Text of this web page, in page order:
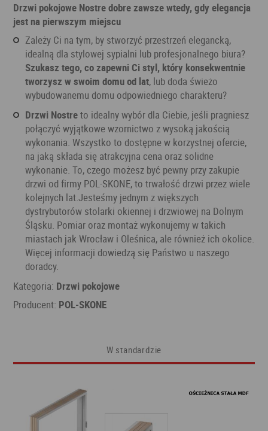
Drzwi pokojowe Nostre dobre zawsze wtedy, gdy elegancja
jest na pierwszym miejscu
Zależy Ci na tym, by stworzyć przestrzeń elegancką,
idealną dla stylowej sypialni lub profesjonalnego biura?
Szukasz tego, co zapewni Ci styl, który konsekwentnie
tworzysz w swoim domu od lat, lub doda świeżo
wybudowanemu domu odpowiedniego charakteru?
Drzwi Nostreto idealny wybór dla Ciebie, jeśli pragniesz
połączyć wyjątkowe wzornictwo z wysoką jakością
wykonania. Wszystko to dostępne w korzystnej ofercie,
na jaką składa się atrakcyjna cena oraz solidne
wykonanie. To, czego możesz być pewny przy zakupie
drzwi od firmy POL-SKONE, to trwałość drzwi przez wiele
kolejnych lat.Jesteśmy jednym z większych
dystrybutorów stolarki okiennej i drzwiowej na Dolnym
Śląsku. Pomiar oraz montaż wykonujemy w takich
miastach jak Wrocław i Oleśnica, ale również ich okolice.
Więcej informacji dowiedzą się Państwo u naszego
doradcy.
Kategoria: Drzwi pokojowe
Producent: POL-SKONE
W standardzie